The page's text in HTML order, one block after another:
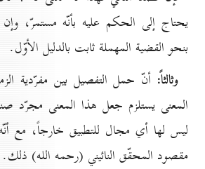
يحتاج إلى الحكم عليه بأنّه مستمرّ،
بنحو القضية المهملة ثابت بالدليل الأوّل.
وثالثاً: أنّ حمل التفصيل بين مفرّدية
المعنى يستلزم جعل هذا المعنى مجرّد
ليس لها أي مجال للتطبيق خارجاً، مع
مقصود المحقّق النائيني (رحمه الله) ذلك.